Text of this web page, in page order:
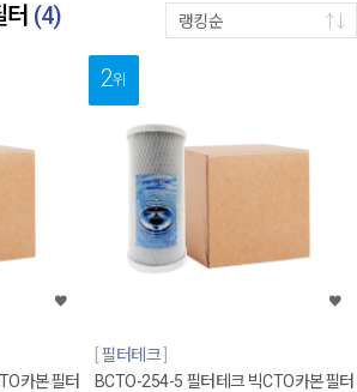
(4) 랭킹순
카본필터
2위
필터테크
BCTO-254-5 필터테크 빅CTO카본필터